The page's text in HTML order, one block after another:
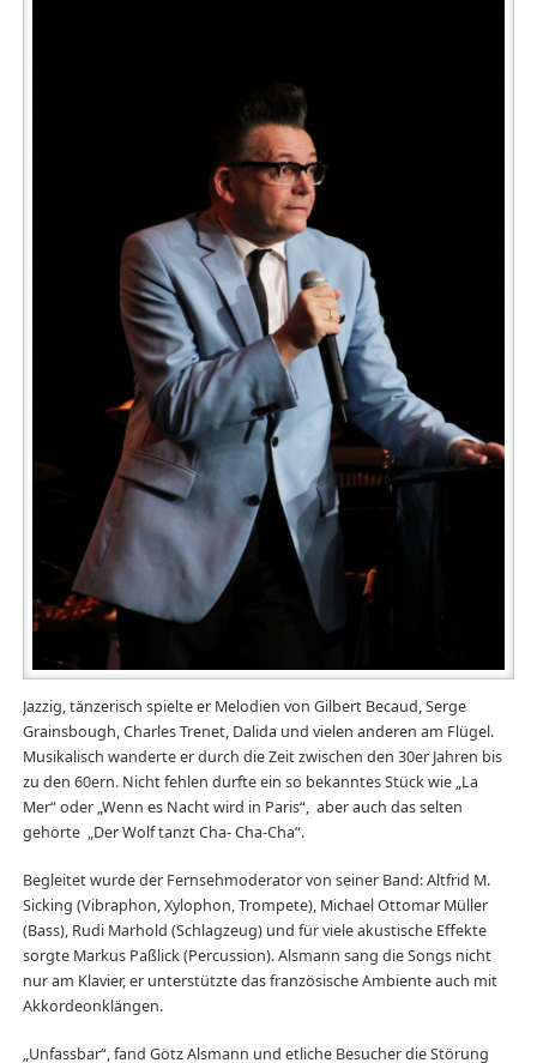
Jazzig, tänzerisch spielte er Melodien von Gilbert Becaud, Serge
Grainsbough, Charles Trenet, Dalida und vielen anderen am Flügel.
Musikalisch wanderte er durch die Zeit zwischen den 30er Jahren bis
zu den 60ern. Nicht fehlen durfte ein so bekanntes Stück wie „La
Mer“ oder „Wenn es Nacht wird in Paris“, aber auch das selten
gehörte „Der Wolf tanzt Cha- Cha-Cha“.
Begleitet wurde der Fernsehmoderator von seiner Band: Altfrid M.
Sicking (Vibraphon, Xylophon, Trompete), Michael Ottomar Müller
(Bass), Rudi Marhold (Schlagzeug) und für viele akustische Effekte
sorgte Markus Paßlick (Percussion). Alsmann sang die Songs nicht
nur am Klavier, er unterstützte das französische Ambiente auch mit
Akkordeonklängen.
„Unfassbar“, fand Götz Alsmann und etliche Besucher die Störung